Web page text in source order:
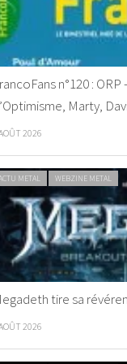
n°120 : ORP
Marty,
2026
METAL WEBZINE METAL
tire sa
2026